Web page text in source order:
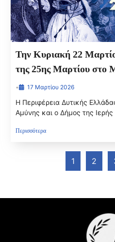
Την Κυριακή 22
της 25ης Μαρτίου στο
• 17 Μαρτίου 2026
Η Περιφέρεια Δυτικής
Αμύνης και ο Δήμος της
Περισσότερα
1 2